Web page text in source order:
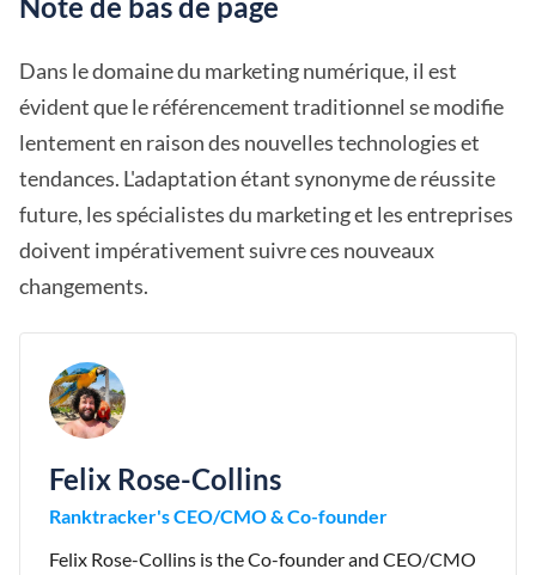
Dans le domaine du marketing numérique, il est
évident que le référencement traditionnel se modifie
lentement en raison des nouvelles technologies et
tendances. L'adaptation étant synonyme de réussite
future, les spécialistes du marketing et les entreprises
doivent impérativement suivre ces nouveaux
changements.
Felix Rose-Collins
Ranktracker's CEO/CMO & Co-founder
Felix Rose-Collins is the Co-founder and CEO/CMO